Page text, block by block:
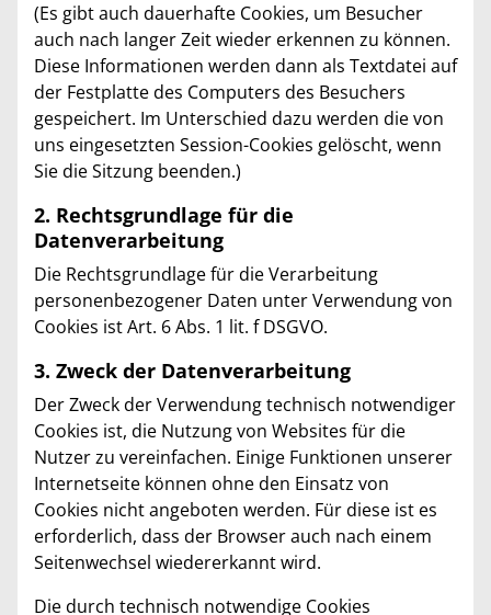
(Es gibt auch dauerhafte Cookies, um Besucher
auch nach langer Zeit wieder erkennen zu können.
Diese Informationen werden dann als Textdatei auf
der Festplatte des Computers des Besuchers
gespeichert. Im Unterschied dazu werden die von
uns eingesetzten Session-Cookies gelöscht, wenn
Sie die Sitzung beenden.)
2. Rechtsgrundlage für die
Datenverarbeitung
Die Rechtsgrundlage für die Verarbeitung
personenbezogener Daten unter Verwendung von
Cookies ist Art. 6 Abs. 1 lit. f DSGVO.
3. Zweck der Datenverarbeitung
Der Zweck der Verwendung technisch notwendiger
Cookies ist, die Nutzung von Websites für die
Nutzer zu vereinfachen. Einige Funktionen unserer
Internetseite können ohne den Einsatz von
Cookies nicht angeboten werden. Für diese ist es
erforderlich, dass der Browser auch nach einem
Seitenwechsel wiedererkannt wird.
Die durch technisch notwendige Cookies